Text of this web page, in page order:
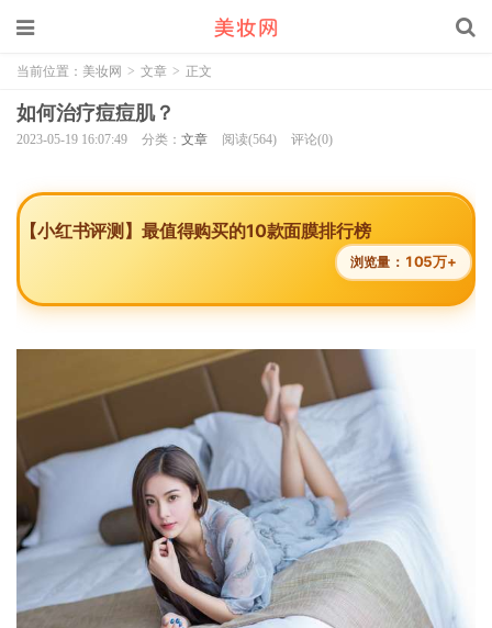
当前位置： 美妆网 > 文章 > 正文
如何治疗痘痘肌？
2023-05-19 16:07:49 分类： 文章 阅读(564) 评论(0)
【小红书评测】最值得购买的10款面膜排行榜
浏览量： 105万+